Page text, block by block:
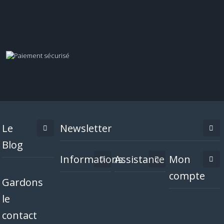
Le
Blog
Gardons
le
contact
Newsletter
InformationsAssistance Mon
compte